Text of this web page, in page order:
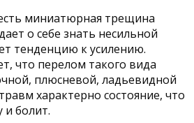
миниатюрная трещина
о себе знать несильной
тенденцию к усилению.
что перелом такого вида
плюсневой, ладьевидной
характерно состояние, что
и болит.